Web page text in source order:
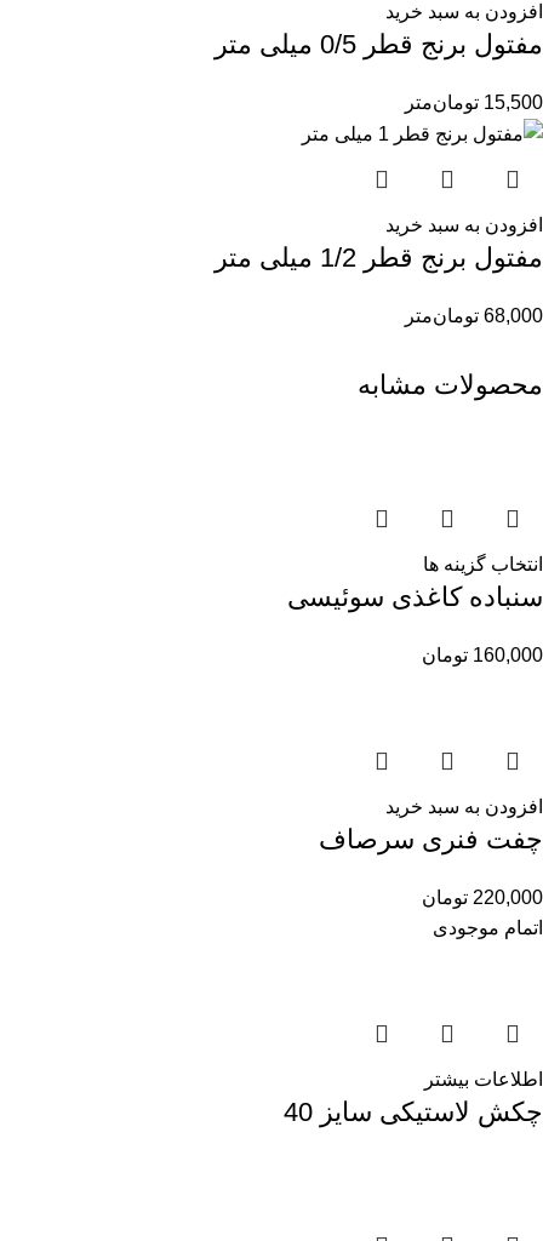
افزودن به سبد خرید
مفتول برنج قطر 0/5 میلی متر
15,500 تومانمتر
افزودن به سبد خرید
مفتول برنج قطر 1/2 میلی متر
68,000 تومانمتر
محصولات مشابه
انتخاب گزینه ها
سنباده کاغذی سوئیسی
160,000 تومان
افزودن به سبد خرید
چفت فنری سرصاف
220,000 تومان
اتمام موجودی
اطلاعات بیشتر
چکش لاستیکی سایز 40